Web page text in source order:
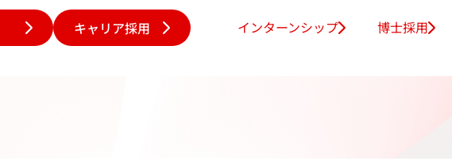
for our
戦から
キャリア採用 インターンシップ 博士採用